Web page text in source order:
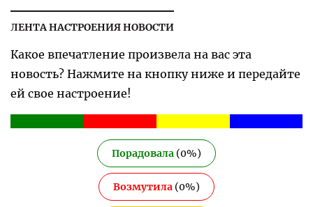
ЛЕНТА НАСТРОЕНИЯ НОВОСТИ
Какое впечатление произвела на вас эта
новость? Нажмите на кнопку ниже и передайте
ей свое настроение!
Порадовала (0%)
Возмутила (0%)